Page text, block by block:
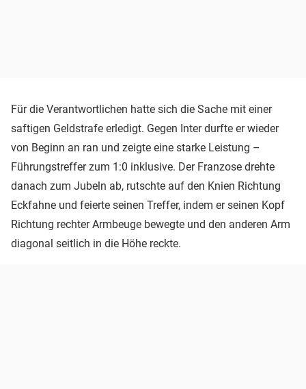
Für die Verantwortlichen hatte sich die Sache mit einer
saftigen Geldstrafe erledigt. Gegen Inter durfte er wieder
von Beginn an ran und zeigte eine starke Leistung –
Führungstreffer zum 1:0 inklusive. Der Franzose drehte
danach zum Jubeln ab, rutschte auf den Knien Richtung
Eckfahne und feierte seinen Treffer, indem er seinen Kopf
Richtung rechter Armbeuge bewegte und den anderen Arm
diagonal seitlich in die Höhe reckte.